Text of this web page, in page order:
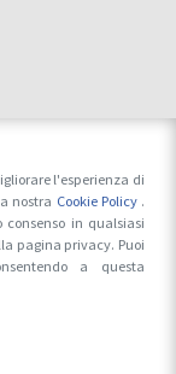
l'esperienza di
nostra Cookie Policy .
in qualsiasi
pagina privacy. Puoi
a questa